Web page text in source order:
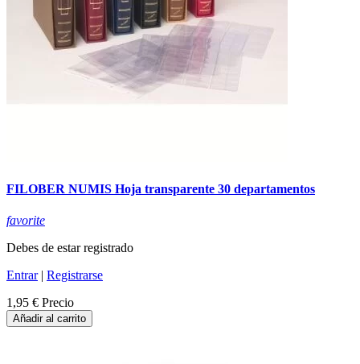
FILOBER NUMIS Hoja transparente 30 departamentos
favorite
Debes de estar registrado
Entrar| Registrarse
1,95 € Precio
Añadir al carrito